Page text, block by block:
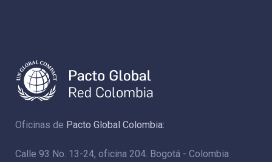
Oficinas de Pacto Global Colombia:
Calle 93 No. 13-24, oficina 204. Bogotá - Colombia